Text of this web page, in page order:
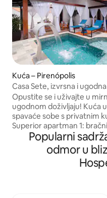
Kuća – Pirenópolis
Casa Sete, izvrsna i
Opustite se i uživajte u
ugodnom doživljaju! Kuća u nizu s tri
spavaće sobe s privatnim
Superior apartman 1:
(širine 180 – 200 cm),
krevet (queen-size), klima-
Apartman 3 u prizemlju:
Popularni
odmor u